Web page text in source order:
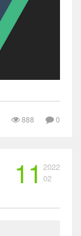
888 0
11 2022
02